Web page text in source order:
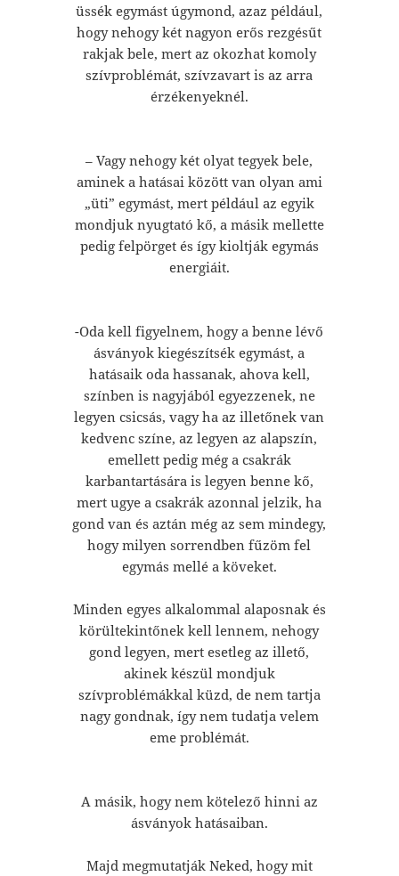
üssék egymást úgymond, azaz például,
hogy nehogy két nagyon erős rezgésűt
rakjak bele, mert az okozhat komoly
szívproblémát, szívzavart is az arra
érzékenyeknél.
– Vagy nehogy két olyat tegyek bele,
aminek a hatásai között van olyan ami
„üti” egymást, mert például az egyik
mondjuk nyugtató kő, a másik mellette
pedig felpörget és így kioltják egymás
energiáit.
-Oda kell figyelnem, hogy a benne lévő
ásványok kiegészítsék egymást, a
hatásaik oda hassanak, ahova kell,
színben is nagyjából egyezzenek, ne
legyen csicsás, vagy ha az illetőnek van
kedvenc színe, az legyen az alapszín,
emellett pedig még a csakrák
karbantartására is legyen benne kő,
mert ugye a csakrák azonnal jelzik, ha
gond van és aztán még az sem mindegy,
hogy milyen sorrendben fűzöm fel
egymás mellé a köveket.
Minden egyes alkalommal alaposnak és
körültekintőnek kell lennem, nehogy
gond legyen, mert esetleg az illető,
akinek készül mondjuk
szívproblémákkal küzd, de nem tartja
nagy gondnak, így nem tudatja velem
eme problémát.
A másik, hogy nem kötelező hinni az
ásványok hatásaiban.
Majd megmutatják Neked, hogy mit